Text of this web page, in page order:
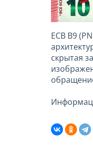
ECB B9
скрытая